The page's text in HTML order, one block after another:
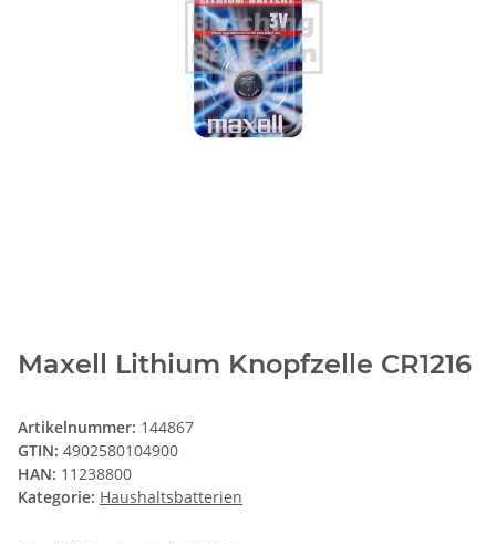
Maxell Lithium Knopfzelle CR1216
Artikelnummer: 144867
GTIN: 4902580104900
HAN: 11238800
Kategorie: Haushaltsbatterien